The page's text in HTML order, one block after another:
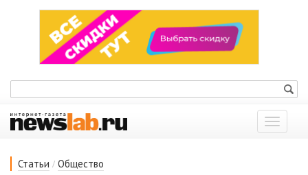
Показать
меню
Статьи / Общество